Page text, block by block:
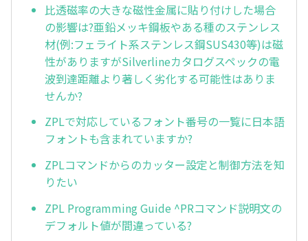
比透磁率の大きな磁性金属に貼り付けした場合
の影響は?亜鉛メッキ鋼板やある種のステンレス
材(例:フェライト系ステンレス鋼SUS430等)は磁
性がありますがSilverlineカタログスペックの電
波到達距離より著しく劣化する可能性はありま
せんか?
ZPLで対応しているフォント番号の一覧に日本語
フォントも含まれていますか?
ZPLコマンドからのカッター設定と制御方法を知
りたい
ZPL Programming Guide ^PRコマンド説明文の
デフォルト値が間違っている?